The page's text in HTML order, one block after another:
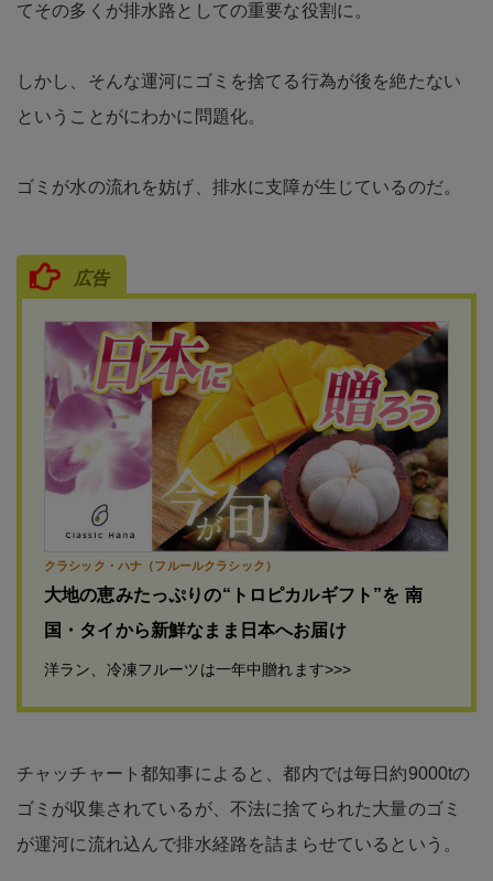
てその多くが排水路としての重要な役割に。
しかし、そんな運河にゴミを捨てる行為が後を絶たない
ということがにわかに問題化。
ゴミが水の流れを妨げ、排水に支障が生じているのだ。
広告
クラシック・ハナ（フルールクラシック）
大地の恵みたっぷりの“トロピカルギフト”を 南
国・タイから新鮮なまま日本へお届け
洋ラン、冷凍フルーツは一年中贈れます>>>
チャッチャート都知事によると、都内では毎日約9000tの
ゴミが収集されているが、不法に捨てられた大量のゴミ
が運河に流れ込んで排水経路を詰まらせているという。